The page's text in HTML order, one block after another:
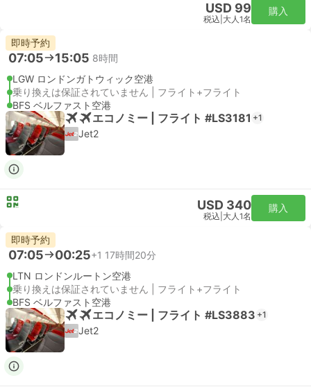
USD 99
税込 大人1名
購入
即時予約
07:05 15:05 8時間
LGW ロンドンガトウィック空港
乗り換えは保証されていません | フライト+フライト
BFS ベルファスト空港
エコノミー | フライト #LS3181 +1
Jet2
USD 340
税込 大人1名
購入
即時予約
07:05 00:25+1 17時間20分
LTN ロンドンルートン空港
乗り換えは保証されていません | フライト+フライト
BFS ベルファスト空港
エコノミー | フライト #LS3883 +1
Jet2